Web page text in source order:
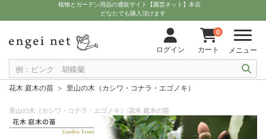
植物とガーデン用品の通販サイト【園芸ネット】本店
どなたでも購入頂けます
ログイン
0
カート メニュー
花木 庭木の苗 里山の木（カシワ・コナラ・エゴノキ）
里山の木（カシワ・コナラ・エゴノキ）:花木 庭木の苗